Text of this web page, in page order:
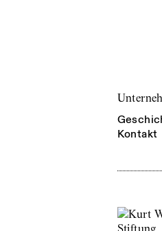
Kontakt